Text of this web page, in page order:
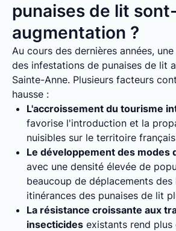
punaises de lit
augmentation ?
Au cours des dernières années,
des infestations de punaises de lit
Sainte-Anne. Plusieurs facteurs
hausse :
L'accroissement du tourisme
favorise l'introduction et la
nuisibles sur le territoire
Le développement des modes
avec une densité élevée de
beaucoup de déplacements
itinérances des punaises de lit
La résistance croissante aux
insecticides existants rend